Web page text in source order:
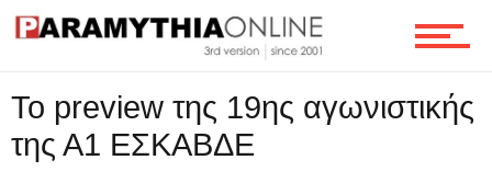
Το preview της 19ης αγωνιστικής
της Α1 ΕΣΚΑΒΔΕ